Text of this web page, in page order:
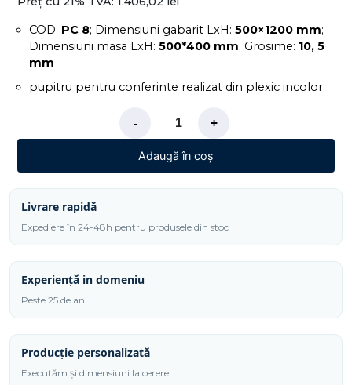
COD: PC 8; Dimensiuni gabarit LxH: 500×1200 mm;
Dimensiuni masa LxH: 500*400 mm; Grosime: 10, 5
mm
pupitru pentru conferinte realizat din plexic incolor
- +
Adaugă în coș
Livrare rapidă
Expediere în 24-48h pentru produsele din stoc
Experiență in domeniu
Peste 25 de ani
Producție personalizată
Executăm și dimensiuni la cerere